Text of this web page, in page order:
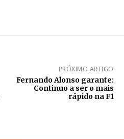
PRÓXIMO ARTIGO
Fernando Alonso garante:
Continuo a ser o mais
rápido na F1